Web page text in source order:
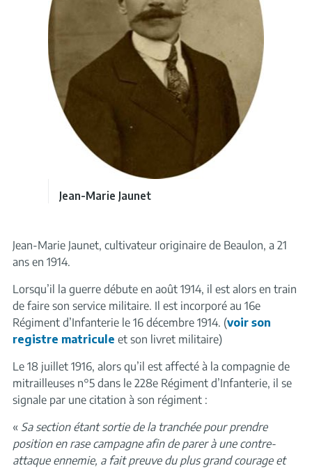
Jean-Marie Jaunet
Jean-Marie Jaunet, cultivateur originaire de Beaulon, a 21
ans en 1914.
Lorsqu’il la guerre débute en août 1914, il est alors en train
de faire son service militaire. Il est incorporé au 16e
Régiment d’Infanterie le 16 décembre 1914. (voir son
registre matricule et son livret militaire)
Le 18 juillet 1916, alors qu’il est affecté à la compagnie de
mitrailleuses n°5 dans le 228e Régiment d’Infanterie, il se
signale par une citation à son régiment :
« Sa section étant sortie de la tranchée pour prendre
position en rase campagne afin de parer à une contre-
attaque ennemie, a fait preuve du plus grand courage et